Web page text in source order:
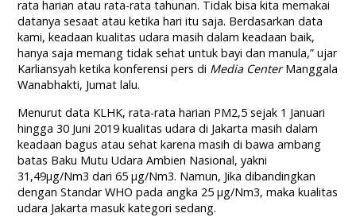
rata harian atau rata-rata tahunan. Tidak bisa kita memakai
datanya sesaat atau ketika hari itu saja. Berdasarkan data
kami, keadaan kualitas udara masih dalam keadaan baik,
hanya saja memang tidak sehat untuk bayi dan manula,” ujar
Karliansyah ketika konferensi pers di Media CenterManggala
Wanabhakti, Jumat lalu.
Menurut data KLHK, rata-rata harian PM2,5 sejak 1 Januari
hingga 30 Juni 2019 kualitas udara di Jakarta masih dalam
keadaan bagus atau sehat karena masih di bawa ambang
batas Baku Mutu Udara Ambien Nasional, yakni
31,49µg/Nm3 dari 65 µg/Nm3. Namun, Jika dibandingkan
dengan Standar WHO pada angka 25 µg/Nm3, maka kualitas
udara Jakarta masuk kategori sedang.